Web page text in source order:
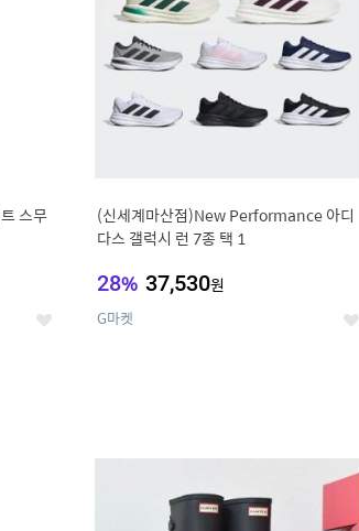
스무
좋
(신세계마산점)New Performance 아디
다스 갤럭시 런 7종 택 1
28% 37,530원
G마켓 좋